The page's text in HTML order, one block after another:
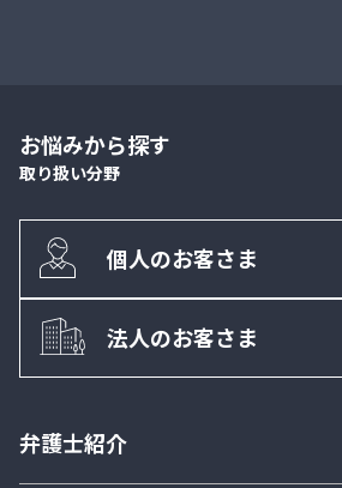
お悩みから探す
取り扱い分野
個人のお客さま
法人のお客さま
弁護士紹介